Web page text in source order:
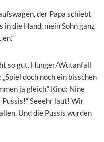
der Papa schiebt
in die Hand, mein Sohn ganz
so gut. Hunger/Wutanfall
doch noch ein bisschen
ja gleich.“ Kind: Nine
Seeehr laut! Wir
Und die Pussis wurden